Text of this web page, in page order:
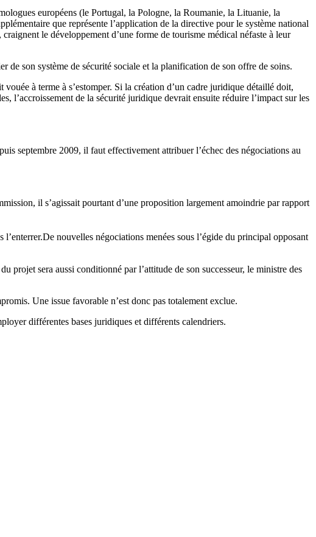
européens (le Portugal, la Pologne, la Roumanie, la Lituanie, la
que représente l’application de la directive pour le système national
le développement d’une forme de tourisme médical néfaste à leur
son système de sécurité sociale et la planification de son offre de soins.
à terme à s’estomper. Si la création d’un cadre juridique détaillé doit,
l’accroissement de la sécurité juridique devrait ensuite réduire l’impact sur les
septembre 2009, il faut effectivement attribuer l’échec des négociations au
il s’agissait pourtant d’une proposition largement amoindrie par rapport
nouvelles négociations menées sous l’égide du principal opposant
projet sera aussi conditionné par l’attitude de son successeur, le ministre des
Une issue favorable n’est donc pas totalement exclue.
différentes bases juridiques et différents calendriers.